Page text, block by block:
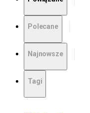
Polecane
Najnowsze
Tagi